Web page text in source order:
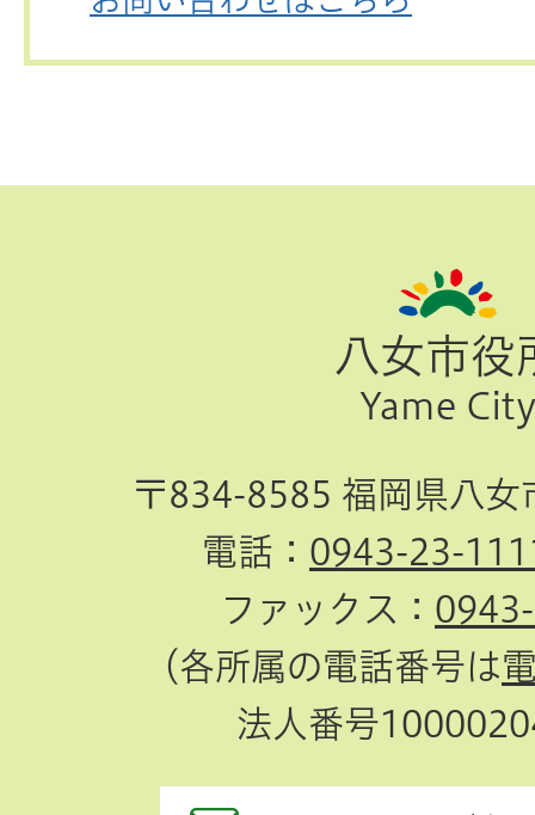
八女市役
Yame City
〒834-8585 福岡県八女
電話： 0943-23-
ファックス：
（各所属の電話番号は
法人番号